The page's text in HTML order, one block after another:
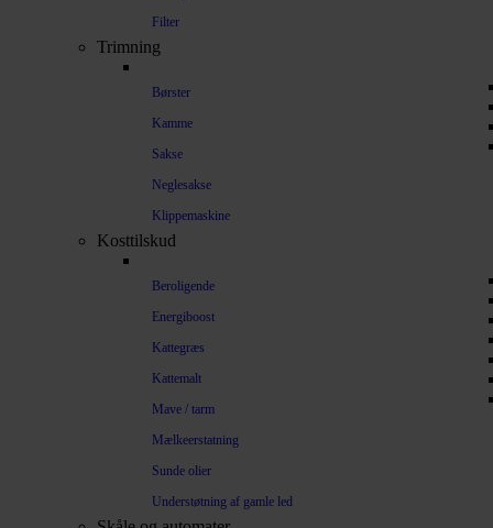
Filter
Trimning
Børster
Kamme
Sakse
Neglesakse
Klippemaskine
Kosttilskud
Beroligende
Energiboost
Kattegræs
Kattemalt
Mave / tarm
Mælkeerstatning
Sunde olier
Understøtning af gamle led